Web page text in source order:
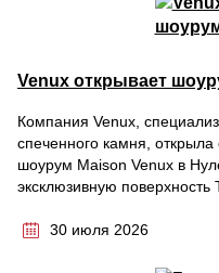
Venux открывает
Компания Venux,
спеченного камня,
шоурум Maison Venux в
эксклюзивную поверхность
30 июля 2026